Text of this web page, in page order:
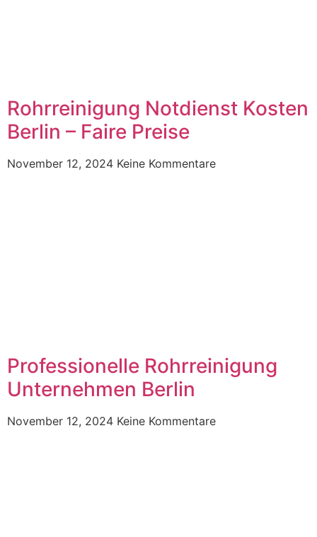
Rohrreinigung Notdienst Kosten
Berlin – Faire Preise
November 12, 2024 Keine Kommentare
Professionelle Rohrreinigung
Unternehmen Berlin
November 12, 2024 Keine Kommentare